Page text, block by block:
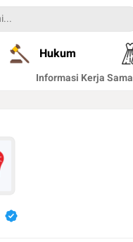
Hukum
Informasi Kerja Sama